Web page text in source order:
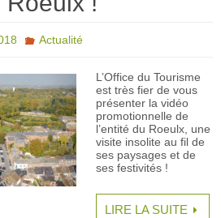
Actualité
L’Office du Tourisme
est très fier de vous
présenter la vidéo
promotionnelle de
l’entité du Roeulx, une
visite insolite au fil de
ses paysages et de
ses festivités !
LIRE LA SUITE